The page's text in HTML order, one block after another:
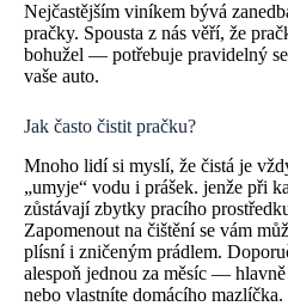
Nejčastějším viníkem bývá
pračky. Spousta z nás věří, že
bohužel — potřebuje pravidelný
vaše auto.
Jak často čistit pračku?
Mnoho lidí si myslí, že čistá je
„umyje“ vodu i prášek. jenže při
zůstávají zbytky pracího
Zapomenout na čištění se vám
plísní i zničeným prádlem.
alespoň jednou za měsíc — hlavně
nebo vlastníte domácího mazlíčka.